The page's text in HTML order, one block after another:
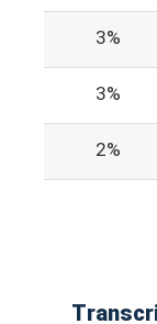
3%
3%
2%